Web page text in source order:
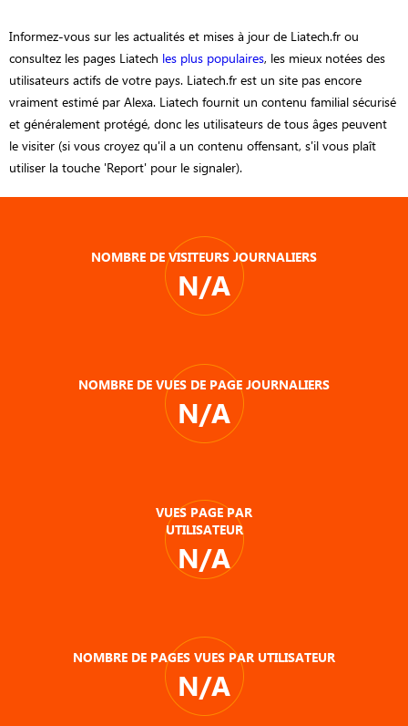
Informez-vous sur les actualités et mises à jour de Liatech.fr ou
consultez les pages Liatech les plus populaires, les mieux notées des
utilisateurs actifs de votre pays. Liatech.fr est un site pas encore
vraiment estimé par Alexa. Liatech fournit un contenu familial sécurisé
et généralement protégé, donc les utilisateurs de tous âges peuvent
le visiter (si vous croyez qu'il a un contenu offensant, s'il vous plaît
utiliser la touche 'Report' pour le signaler).
NOMBRE DE VISITEURS JOURNALIERS
N/A
NOMBRE DE VUES DE PAGE JOURNALIERS
N/A
VUES PAGE PAR
UTILISATEUR
N/A
NOMBRE DE PAGES VUES PAR UTILISATEUR
N/A